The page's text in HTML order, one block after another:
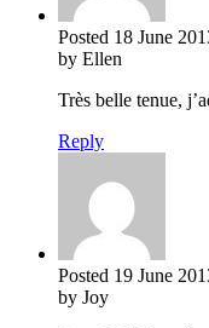
Posted 18 June
by Ellen
Très belle tenue,
Reply
Posted 19 June
by Joy